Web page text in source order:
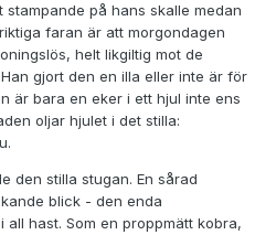
på hans skalle medan
faran är att morgondagen
helt likgiltig mot de
gjort den en illa eller inte är för
är bara en eker i ett hjul inte ens
oljar hjulet i det stilla:
den stilla stugan. En sårad
blick - den enda
hast. Som en proppmätt kobra,